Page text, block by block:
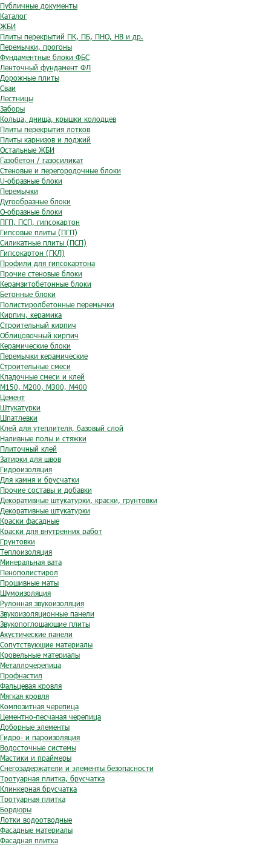
Публичные документы
Каталог
ЖБИ
Плиты перекрытий ПК, ПБ, ПНО, НВ и др.
Перемычки, прогоны
Фундаментные блоки ФБС
Ленточный фундамент ФЛ
Дорожные плиты
Сваи
Лестницы
Заборы
Кольца, днища, крышки колодцев
Плиты перекрытия лотков
Плиты карнизов и лоджий
Остальные ЖБИ
Газобетон / газосиликат
Стеновые и перегородочные блоки
U-образные блоки
Перемычки
Дугообразные блоки
O-образные блоки
ПГП, ПСП, гипсокартон
Гипсовые плиты (ПГП)
Силикатные плиты (ПСП)
Гипсокартон (ГКЛ)
Профили для гипсокартона
Прочие стеновые блоки
Керамзитобетонные блоки
Бетонные блоки
Полистиролбетонные перемычки
Кирпич, керамика
Строительный кирпич
Облицовочный кирпич
Керамические блоки
Перемычки керамические
Строительные смеси
Кладочные смеси и клей
М150, М200, М300, М400
Цемент
Штукатурки
Шпатлевки
Клей для утеплителя, базовый слой
Наливные полы и стяжки
Плиточный клей
Затирки для швов
Гидроизоляция
Для камня и брусчатки
Прочие составы и добавки
Декоративные штукатурки, краски, грунтовки
Декоративные штукатурки
Краски фасадные
Краски для внутренних работ
Грунтовки
Теплоизоляция
Минеральная вата
Пенополистирол
Прошивные маты
Шумоизоляция
Рулонная звукоизоляция
Звукоизоляционные панели
Звукопоглощающие плиты
Акустические панели
Сопутствующие материалы
Кровельные материалы
Металлочерепица
Профнастил
Фальцевая кровля
Мягкая кровля
Композитная черепица
Цементно-песчаная черепица
Доборные элементы
Гидро- и пароизоляция
Водосточные системы
Мастики и праймеры
Снегозадержатели и элементы безопасности
Тротуарная плитка, брусчатка
Клинкерная брусчатка
Тротуарная плитка
Бордюры
Лотки водоотводные
Фасадные материалы
Фасадная плитка